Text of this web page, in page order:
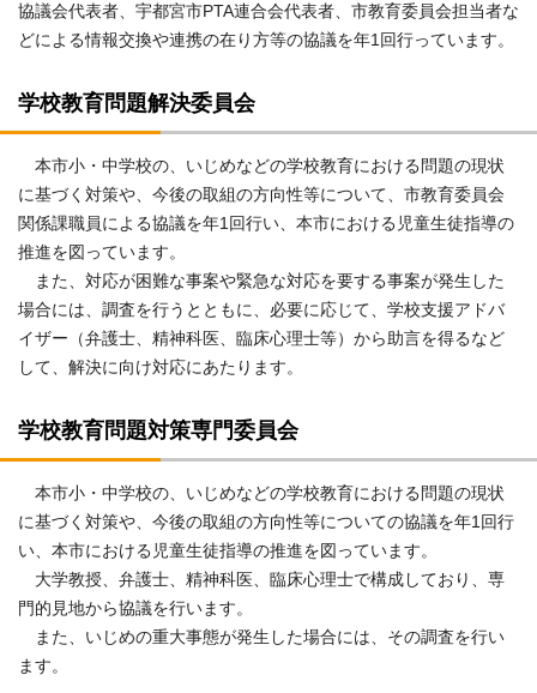
協議会代表者、宇都宮市PTA連合会代表者、市教育委員会担当者な
どによる情報交換や連携の在り方等の協議を年1回行っています。
学校教育問題解決委員会
本市小・中学校の、いじめなどの学校教育における問題の現状
に基づく対策や、今後の取組の方向性等について、市教育委員会
関係課職員による協議を年1回行い、本市における児童生徒指導の
推進を図っています。
また、対応が困難な事案や緊急な対応を要する事案が発生した
場合には、調査を行うとともに、必要に応じて、学校支援アドバ
イザー（弁護士、精神科医、臨床心理士等）から助言を得るなど
して、解決に向け対応にあたります。
学校教育問題対策専門委員会
本市小・中学校の、いじめなどの学校教育における問題の現状
に基づく対策や、今後の取組の方向性等についての協議を年1回行
い、本市における児童生徒指導の推進を図っています。
大学教授、弁護士、精神科医、臨床心理士で構成しており、専
門的見地から協議を行います。
また、いじめの重大事態が発生した場合には、その調査を行い
ます。